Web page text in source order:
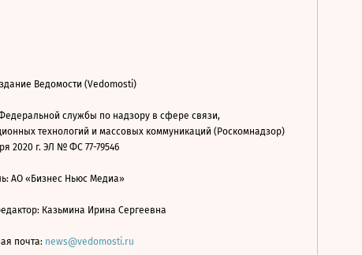
Ведомости (Vedomosti)
службы по надзору в сфере связи,
технологий и массовых коммуникаций (Роскомнадзор)
2020 г. ЭЛ № ФС 77-79546
АО «Бизнес Ньюс Медиа»
Казьмина Ирина Сергеевна
почта: news@vedomosti.ru